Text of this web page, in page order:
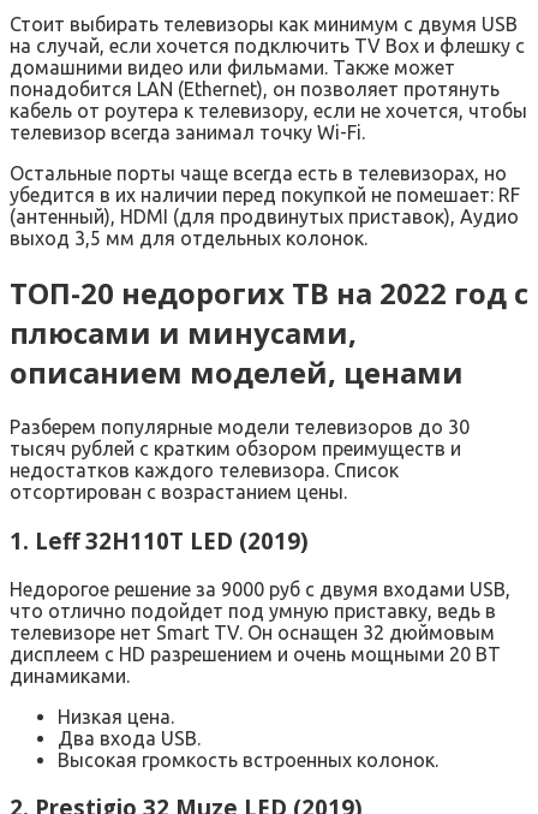
Стоит выбирать телевизоры как минимум с двумя USB
на случай, если хочется подключить TV Box и флешку с
домашними видео или фильмами. Также может
понадобится LAN (Ethernet), он позволяет протянуть
кабель от роутера к телевизору, если не хочется, чтобы
телевизор всегда занимал точку Wi-Fi.
Остальные порты чаще всегда есть в телевизорах, но
убедится в их наличии перед покупкой не помешает: RF
(антенный), HDMI (для продвинутых приставок), Аудио
выход 3,5 мм для отдельных колонок.
ТОП-20 недорогих ТВ на 2022 год с
плюсами и минусами,
описанием моделей, ценами
Разберем популярные модели телевизоров до 30
тысяч рублей с кратким обзором преимуществ и
недостатков каждого телевизора. Список
отсортирован с возрастанием цены.
1. Leff 32H110T LED (2019)
Недорогое решение за 9000 руб с двумя входами USB,
что отлично подойдет под умную приставку, ведь в
телевизоре нет Smart TV. Он оснащен 32 дюймовым
дисплеем с HD разрешением и очень мощными 20 ВТ
динамиками.
Низкая цена.
Два входа USB.
Высокая громкость встроенных колонок.
2. Prestigio 32 Muze LED (2019)